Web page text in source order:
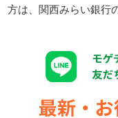
方は、関西みらい銀行